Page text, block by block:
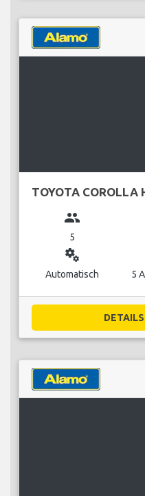
TOYOTA COROLLA
group
5
miscellaneous_services
Automatisch 5